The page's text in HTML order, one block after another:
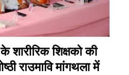
के शारीरिक शिक्षको की
राउमावि मांगथला में